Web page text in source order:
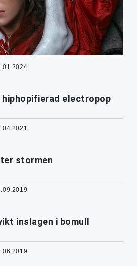
electropop
stormen
inslagen i bomull